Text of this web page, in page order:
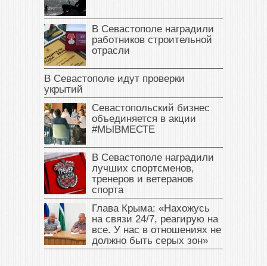
В Севастополе наградили
работников строительной
отрасли
В Севастополе идут проверки
укрытий
Севастопольский бизнес
объединяется в акции
#МЫВМЕСТЕ
В Севастополе наградили
лучших спортсменов,
тренеров и ветеранов
спорта
Глава Крыма: «Нахожусь
на связи 24/7, реагирую на
все. У нас в отношениях не
должно быть серых зон»